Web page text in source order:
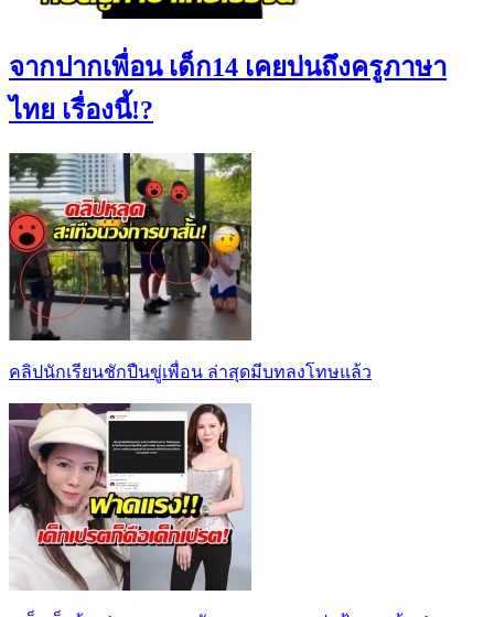
จากปากเพื่อน เด็ก14 เคยบ่นถึงครูภาษา
ไทย เรื่องนี้!?
คลิปนักเรียนชักปืนขู่เพื่อน ล่าสุดมีบทลงโทษแล้ว